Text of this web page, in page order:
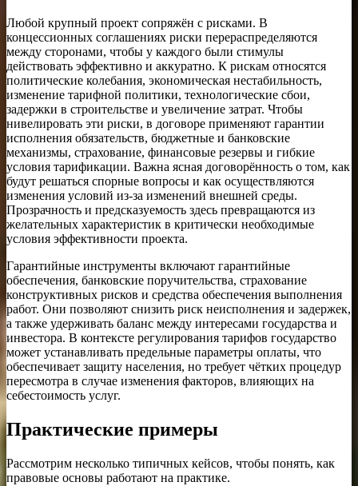
Любой крупный проект сопряжён с рисками. В
концессионных соглашениях риски перераспределяются
между сторонами, чтобы у каждого были стимулы
действовать эффективно и аккуратно. К рискам относятся
политические колебания, экономическая нестабильность,
изменение тарифной политики, технологические сбои,
задержки в строительстве и увеличение затрат. Чтобы
нивелировать эти риски, в договоре применяют гарантии
исполнения обязательств, бюджетные и банковские
механизмы, страхование, финансовые резервы и гибкие
условия тарификации. Важна ясная договорённость о том, как
будут решаться спорные вопросы и как осуществляются
изменения условий из-за изменений внешней среды.
Прозрачность и предсказуемость здесь превращаются из
желательных характеристик в критически необходимые
условия эффективности проекта.
Гарантийные инструменты включают гарантийные
обеспечения, банковские поручительства, страхование
конструктивных рисков и средства обеспечения выполнения
работ. Они позволяют снизить риск неисполнения и задержек,
а также удерживать баланс между интересами государства и
инвестора. В контексте регулирования тарифов государство
может устанавливать предельные параметры оплаты, что
обеспечивает защиту населения, но требует чётких процедур
пересмотра в случае изменения факторов, влияющих на
себестоимость услуг.
Практические примеры
Рассмотрим несколько типичных кейсов, чтобы понять, как
правовые основы работают на практике.